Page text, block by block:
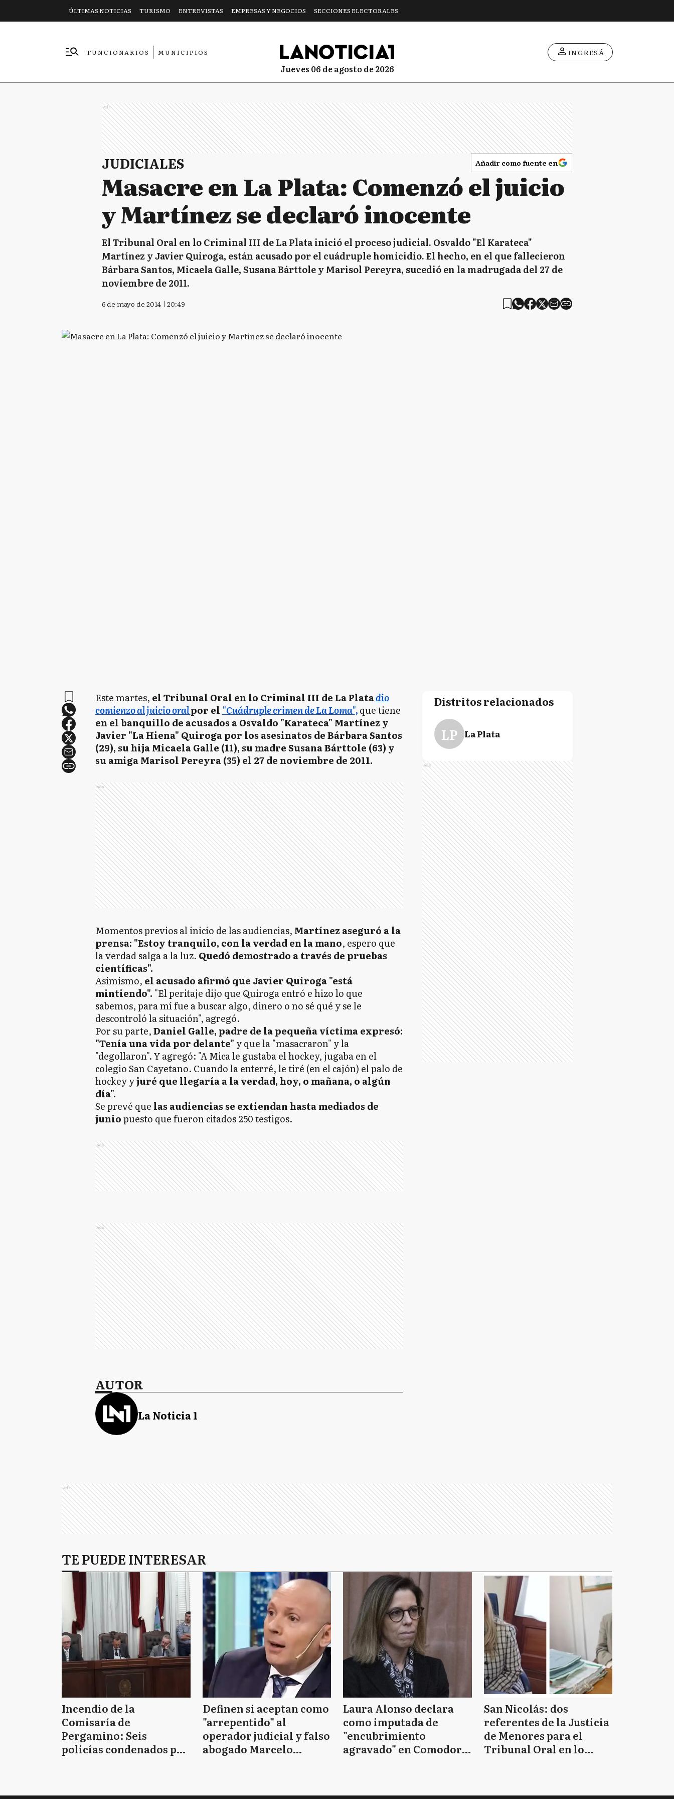
ÚLTIMAS NOTICIAS TURISMO ENTREVISTAS EMPRESAS Y NEGOCIOS SECCIONES ELECTORALES
FUNCIONARIOS
MUNICIPIOS
jueves 06 de agosto de 2026
INGRESÁ
Ads
JUDICIALES Añadir como fuente en
Masacre en La Plata: Comenzó el juicio
y Martínez se declaró inocente
El Tribunal Oral en lo Criminal III de La Plata inició el proceso judicial. Osvaldo "El Karateca"
Martínez y Javier Quiroga, están acusado por el cuádruple homicidio. El hecho, en el que fallecieron
Bárbara Santos, Micaela Galle, Susana Bárttole y Marisol Pereyra, sucedió en la madrugada del 27 de
noviembre de 2011.
6 de mayo de 2014 | 20:49
Este martes, el Tribunal Oral en lo Criminal III de La Platadio
comienzo al juicio oralpor el "Cuádruple crimen de La Loma",que tiene
en el banquillo de acusados a Osvaldo "Karateca" Martínez y
Javier "La Hiena" Quiroga por los asesinatos de Bárbara Santos
(29), su hija Micaela Galle (11), su madre Susana Bárttole (63) y
su amiga Marisol Pereyra (35) el 27 de noviembre de 2011.
Ads
Momentos previos al inicio de las audiencias, Martínez aseguró a la
prensa: "Estoy tranquilo, con la verdad en la mano, espero que
la verdad salga a la luz. Quedó demostrado a través de pruebas
científicas".
Asimismo, el acusado afirmó que Javier Quiroga "está
mintiendo". "El peritaje dijo que Quiroga entró e hizo lo que
sabemos, para mí fue a buscar algo, dinero o no sé qué y se le
descontroló la situación", agregó.
Por su parte,Daniel Galle, padre de la pequeña víctima expresó:
"Tenía una vida por delante" y que la "masacraron" y la
"degollaron". Y agregó: "A Mica le gustaba el hockey, jugaba en el
colegio San Cayetano. Cuando la enterré, le tiré (en el cajón) el palo de
hockey yjuré que llegaría a la verdad, hoy, o mañana, o algún
día".
Se prevé que las audiencias se extiendan hasta mediados de
juniopuesto que fueron citados 250 testigos.
Ads
Ads
AUTOR
La Noticia 1
Distritos relacionados
LP La Plata
Ads
Ads
TE PUEDE INTERESAR
Incendio de la
Comisaría de
Pergamino: Seis
policías condenados por
Definen si aceptan como
"arrepentido" al
operador judicial y falso
abogado Marcelo
Laura Alonso declara
como imputada de
"encubrimiento
agravado" en Comodoro
San Nicolás: dos
referentes de la Justicia
de Menores para el
Tribunal Oral en lo